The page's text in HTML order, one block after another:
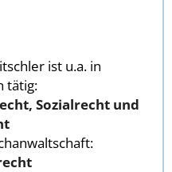
ist u.a. in
tätig:
Sozialrecht und